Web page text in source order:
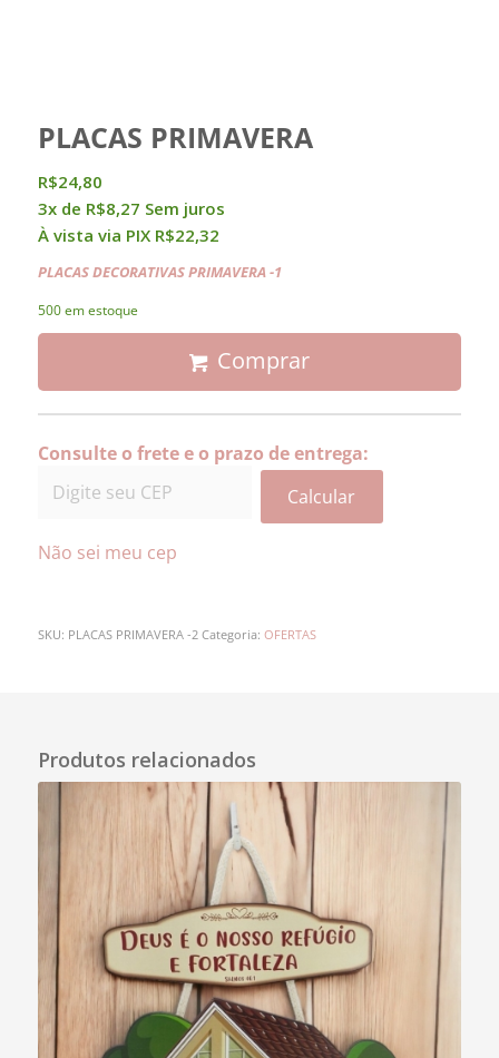
PLACAS PRIMAVERA
R$24,80
3x de R$8,27 Sem juros
À vista via PIX R$22,32
PLACAS DECORATIVAS PRIMAVERA -1
500 em estoque
Comprar
Consulte o frete e o prazo de entrega:
Calcular
Não sei meu cep
SKU: PLACAS PRIMAVERA -2 Categoria: OFERTAS
Produtos relacionados